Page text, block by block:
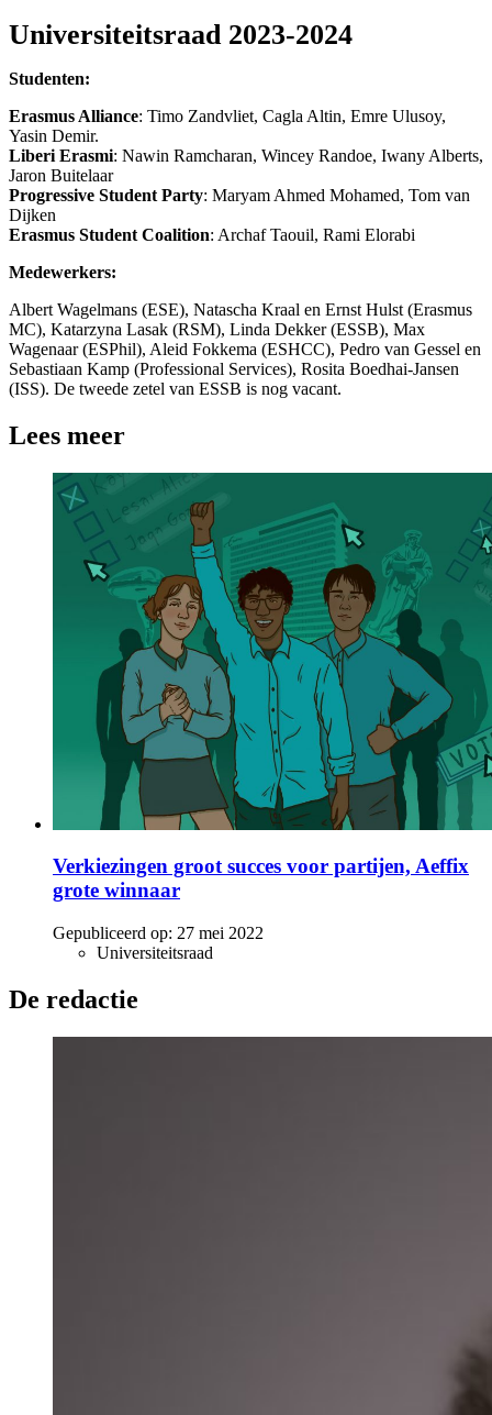
Universiteitsraad 2023-2024
Studenten:
Erasmus Alliance: Timo Zandvliet, Cagla Altin, Emre Ulusoy,
Yasin Demir.
Liberi Erasmi: Nawin Ramcharan, Wincey Randoe, Iwany Alberts,
Jaron Buitelaar
Progressive Student Party: Maryam Ahmed Mohamed, Tom van
Dijken
Erasmus Student Coalition: Archaf Taouil, Rami Elorabi
Medewerkers:
Albert Wagelmans (ESE), Natascha Kraal en Ernst Hulst (Erasmus
MC), Katarzyna Lasak (RSM), Linda Dekker (ESSB), Max
Wagenaar (ESPhil), Aleid Fokkema (ESHCC), Pedro van Gessel en
Sebastiaan Kamp (Professional Services), Rosita Boedhai-Jansen
(ISS). De tweede zetel van ESSB is nog vacant.
Lees meer
Verkiezingen groot succes voor partijen, Aeffix
grote winnaar
Gepubliceerd op: 27 mei 2022
Universiteitsraad
De redactie